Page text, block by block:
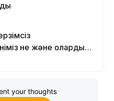
не және оларды
саудалау керек?
your thoughts